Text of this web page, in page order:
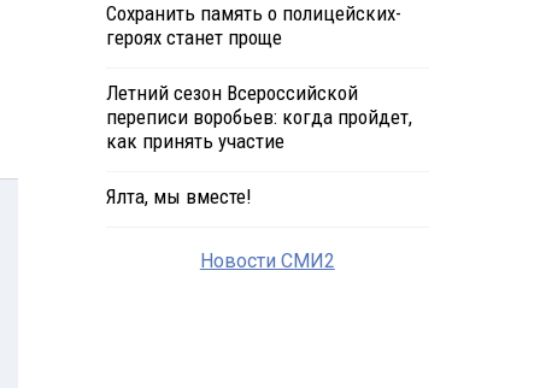
Сохранить память о полицейских-
героях станет проще
Летний сезон Всероссийской
переписи воробьев: когда пройдет,
как принять участие
Ялта, мы вместе!
Новости СМИ2